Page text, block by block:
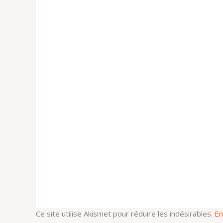
Ce site utilise Akismet pour réduire les indésirables.